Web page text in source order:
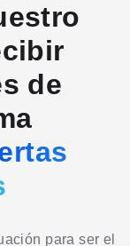
de
para ser el